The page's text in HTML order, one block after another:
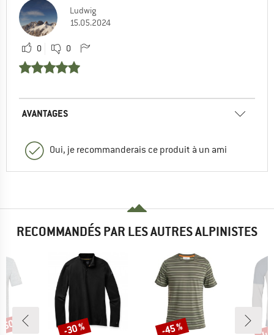
Ludwig
15.05.2024
0 0
AVANTAGES
Oui, je recommanderais ce produit à un ami
RECOMMANDÉS PAR LES AUTRES ALPINISTES
% Remise
-30 % Remise
-45 %